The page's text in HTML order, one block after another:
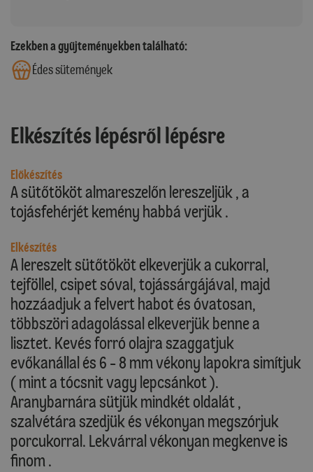
Ezekben a gyűjteményekben található:
Édes sütemények
Elkészítés lépésről lépésre
Előkészítés
A sütőtököt almareszelőn lereszeljük , a
tojásfehérjét kemény habbá verjük .
Elkészítés
A lereszelt sütőtököt elkeverjük a cukorral,
tejföllel, csipet sóval, tojássárgájával, majd
hozzáadjuk a felvert habot és óvatosan,
többszöri adagolással elkeverjük benne a
lisztet. Kevés forró olajra szaggatjuk
evőkanállal és 6 - 8 mm vékony lapokra simítjuk
( mint a tócsnit vagy lepcsánkot ).
Aranybarnára sütjük mindkét oldalát ,
szalvétára szedjük és vékonyan megszórjuk
porcukorral. Lekvárral vékonyan megkenve is
finom .